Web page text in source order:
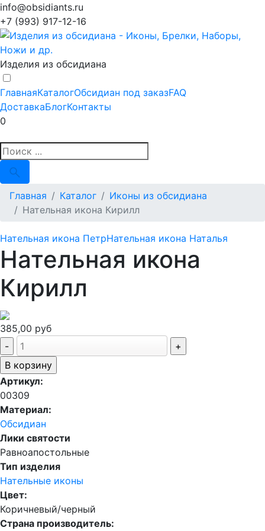
info@obsidiants.ru
+7 (993) 917-12-16
Изделия из обсидиана
ГлавнаяКаталогОбсидиан под заказFAQ
ДоставкаБлогКонтакты
0
Главная Каталог
Иконы из обсидиана
Нательная икона Кирилл
Нательная икона ПетрНательная икона Наталья
Нательная икона
Кирилл
385,00 руб
Артикул:
00309
Материал:
Обсидиан
Лики святости
Равноапостольные
Тип изделия
Нательные иконы
Цвет:
Коричневый/черный
Страна производитель: